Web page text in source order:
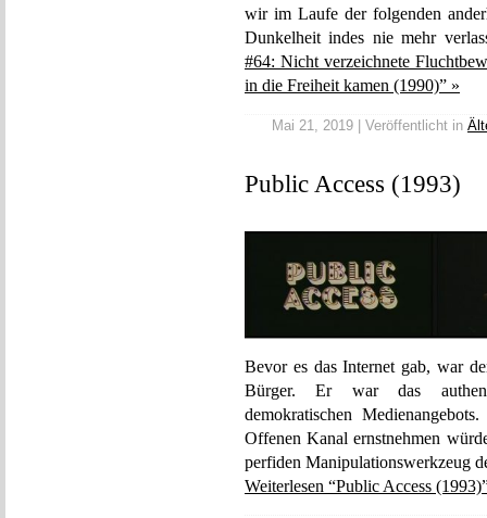
wir im Laufe der folgenden
Dunkelheit indes nie mehr
#64: Nicht verzeichnete
in die Freiheit kamen (1990)” »
Mai 21, 2019 | Veröffentlicht in
Public Access (1993)
Bevor es das Internet gab, war
Bürger. Er war das
demokratischen
Offenen Kanal ernstnehmen
perfiden Manipulationswerkzeug
Weiterlesen “Public Access